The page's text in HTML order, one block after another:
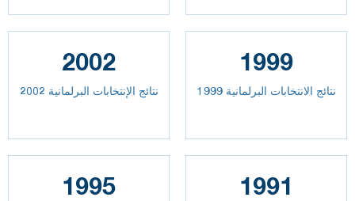
2002
نتائج الإنتخابات البرلمانية 2002
1999
نتائج الانتخابات البرلمانية 1999
1995 1991